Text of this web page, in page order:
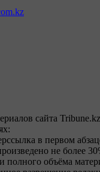
сайта
в первом
не более
объёма